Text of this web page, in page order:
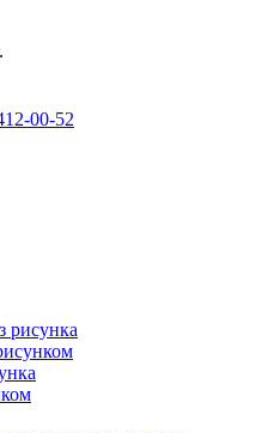
00-52
рисунка